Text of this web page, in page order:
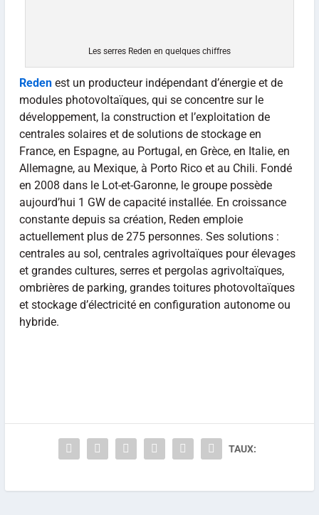
Les serres Reden en quelques chiffres
Reden est un producteur indépendant d’énergie et de
modules photovoltaïques, qui se concentre sur le
développement, la construction et l’exploitation de
centrales solaires et de solutions de stockage en
France, en Espagne, au Portugal, en Grèce, en Italie, en
Allemagne, au Mexique, à Porto Rico et au Chili. Fondé
en 2008 dans le Lot-et-Garonne, le groupe possède
aujourd’hui 1 GW de capacité installée. En croissance
constante depuis sa création, Reden emploie
actuellement plus de 275 personnes. Ses solutions :
centrales au sol, centrales agrivoltaïques pour élevages
et grandes cultures, serres et pergolas agrivoltaïques,
ombrières de parking, grandes toitures photovoltaïques
et stockage d’électricité en configuration autonome ou
hybride.
TAUX: